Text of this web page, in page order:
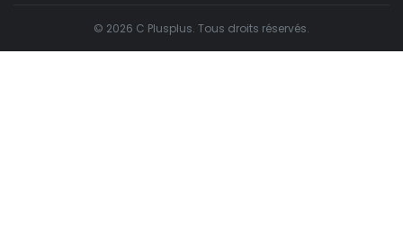
© 2026 C Plusplus. Tous droits réservés.